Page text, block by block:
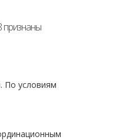
признаны
По условиям